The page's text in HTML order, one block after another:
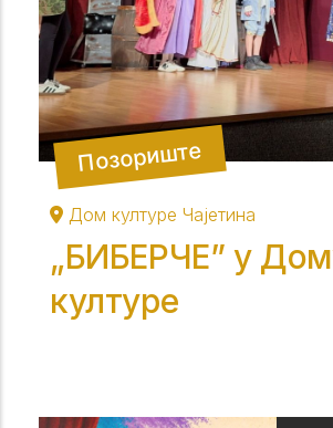
Позориште
Дом културе Чајетина
„БИБЕРЧЕ” у
културе